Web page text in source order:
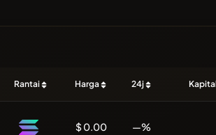
Rantai Harga 24j
$ 0.00 —%